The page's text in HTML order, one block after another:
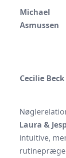
Michael
Asmussen
Cecilie Beck
Laura &
intuitive,